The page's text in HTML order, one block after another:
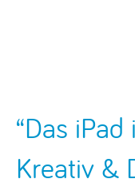
“Das
Kreativ &